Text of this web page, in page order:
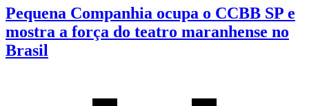
Pequena Companhia ocupa o CCBB SP e
mostra a força do teatro maranhense no
Brasil